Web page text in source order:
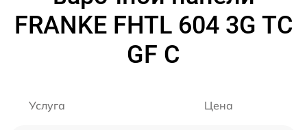
FRANKE FHTL 604 3G TC
GF C
Услуга Цена